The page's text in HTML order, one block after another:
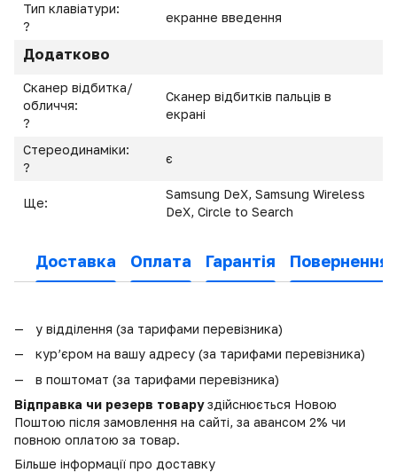
Тип клавіатури:
?
екранне введення
Додатково
Сканер відбитка/
обличчя:
?
Сканер відбитків пальців в
екрані
Стереодинаміки:
?
є
Ще:
Samsung DeX, Samsung Wireless
DeX, Circle to Search
Доставка Оплата Гарантія Повернення
у відділення (за тарифами перевізника)
кур’єром на вашу адресу (за тарифами перевізника)
в поштомат (за тарифами перевізника)
Відправка чи резерв товаруздійснюється Новою
Поштою після замовлення на сайті, за авансом 2% чи
повною оплатою за товар.
Більше інформації про доставку